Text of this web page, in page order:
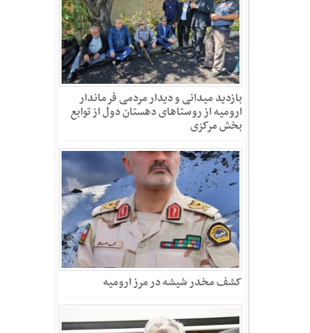
بازدید میدانی و دیدار مردمی فرماندار
ارومیه از روستاهای دهستان دول از توابع
بخش مرکزی
کشف مخدر شیشه در مرز ارومیه